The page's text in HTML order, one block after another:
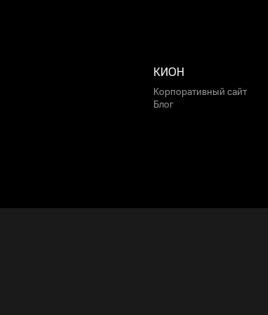
КИОН
Корпоративный сайт
Блог